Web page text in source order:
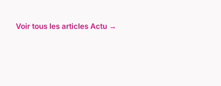
Voir tous les articles Actu →